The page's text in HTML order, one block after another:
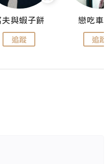
夫與蝦子餅
追蹤
戀吃車
追蹤